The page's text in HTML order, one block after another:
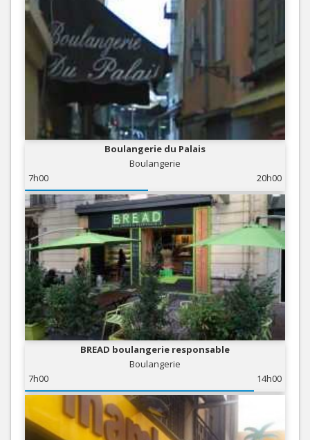
Boulangerie du Palais
Boulangerie
7h00
20h00
BREAD boulangerie responsable
Boulangerie
7h00
14h00